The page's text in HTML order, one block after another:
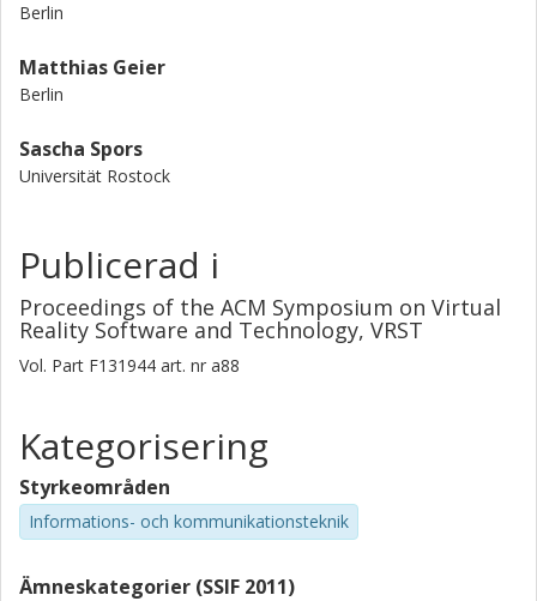
Berlin
Matthias Geier
Berlin
Sascha Spors
Universität Rostock
Publicerad i
Proceedings of the ACM Symposium on Virtual
Reality Software and Technology, VRST
Vol. Part F131944 art. nr a88
Kategorisering
Styrkeområden
Informations- och kommunikationsteknik
Ämneskategorier (SSIF 2011)